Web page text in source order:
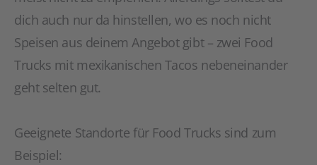
dich auch nur da hinstellen, wo es noch nicht
Speisen aus deinem Angebot gibt – zwei Food
Trucks mit mexikanischen Tacos nebeneinander
geht selten gut.
Geeignete Standorte für Food Trucks sind zum
Beispiel: